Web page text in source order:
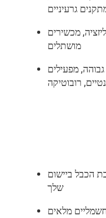
גרעיניים
מכשירים
מושתלים
מפעילים
רובוטיקה
הכבל ביישום
שלך
מלאים